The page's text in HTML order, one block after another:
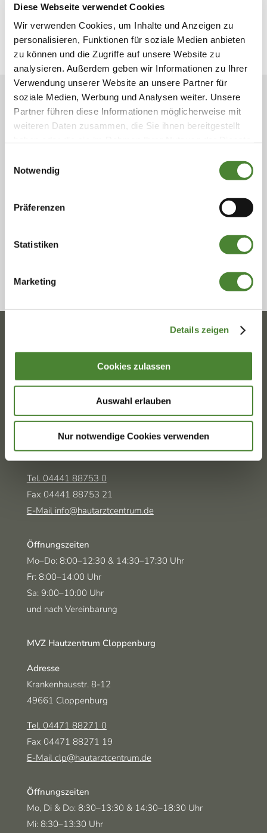
Diese Webseite verwendet Cookies
Wir verwenden Cookies, um Inhalte und Anzeigen zu
personalisieren, Funktionen für soziale Medien anbieten
zu können und die Zugriffe auf unsere Website zu
analysieren. Außerdem geben wir Informationen zu Ihrer
Verwendung unserer Website an unsere Partner für
soziale Medien, Werbung und Analysen weiter. Unsere
Partner führen diese Informationen möglicherweise mit
weiteren Daten zusammen, die Sie ihnen bereitgestellt
Cookies, wenn Sie unsere Webseite weiterhin nutzen.
Notwendig
Präferenzen
Statistiken
Marketing
Details zeigen
Cookies zulassen
Auswahl erlauben
Nur notwendige Cookies verwenden
JETZT BERATUNGSTERMIN
VEREINBAREN!
Vechta und in der Krankenhausstraße 8–12 in
Zögern Sie nicht, uns zu kontaktieren. Wir stehen
Termin vereinbaren!
MVZ Hautzentrum Vechta
Adresse
Marienstraße 11
49377 Vechta
Tel. 04441 88753 0
Fax 04441 88753 21
E-Mail info@hautarztcentrum.de
Öffnungszeiten
Mo–Do: Montag-Donnerstag
8:00–12:30 und
& 14:30–17:30 Uhr
Fr:Freitag
8:00–14:00 Uhr
Sa: Samstag
9:00–10:00 Uhr
und nach Vereinbarung
MVZ Hautzentrum Cloppenburg
Adresse
Krankenhausstr. 8-12
49661 Cloppenburg
Tel. 04471 88271 0
Fax 04471 88271 19
E-Mail clp@hautarztcentrum.de
Öffnungszeiten
Mo, Di & Do: Montag, Dienstag und Donnerstag
8:30–13:30 & und
14:30–18:30 Uhr
Mi:Mittwoch
8:30–13:30 Uhr